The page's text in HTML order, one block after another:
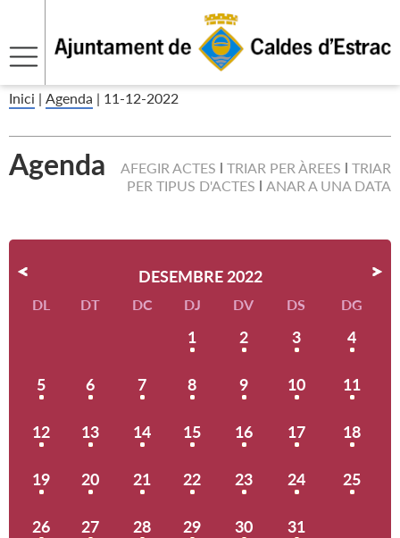
Inici | Agenda | 11-12-2022
Agenda AFEGIR ACTES TRIAR PER ÀREES
TRIAR
PER TIPUS D'ACTES
ANAR A UNA DATA
DESEMBRE 2022
DL DT DC DJ DV DS DG
1 2 3 4
5 6 7 8 9 10 11
12 13 14 15 16 17 18
19 20 21 22 23 24 25
26 27 28 29 30 31